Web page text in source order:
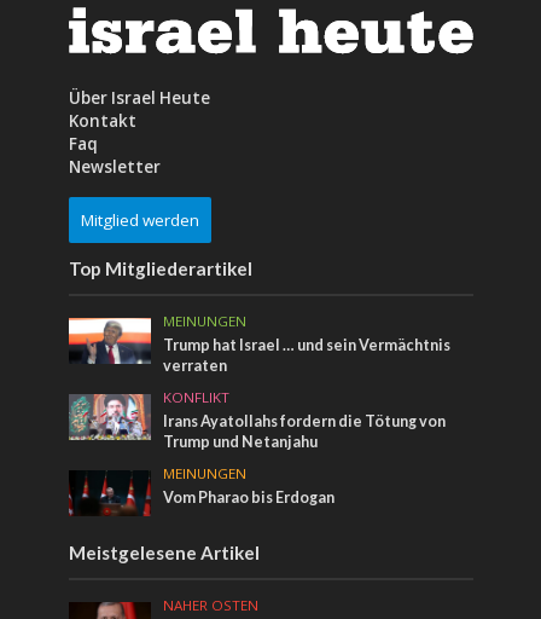
Über Israel Heute
Kontakt
Faq
Newsletter
Mitglied werden
Top Mitgliederartikel
MEINUNGEN
Trump hat Israel … und sein Vermächtnis
verraten
KONFLIKT
Irans Ayatollahs fordern die Tötung von
Trump und Netanjahu
MEINUNGEN
Vom Pharao bis Erdogan
Meistgelesene Artikel
NAHER OSTEN